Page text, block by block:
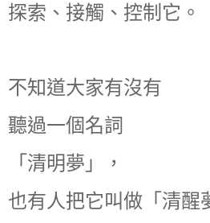
探索、接觸、控制它。
不知道大家有沒有
聽過一個名詞
「清明夢」，
也有人把它叫做「清醒